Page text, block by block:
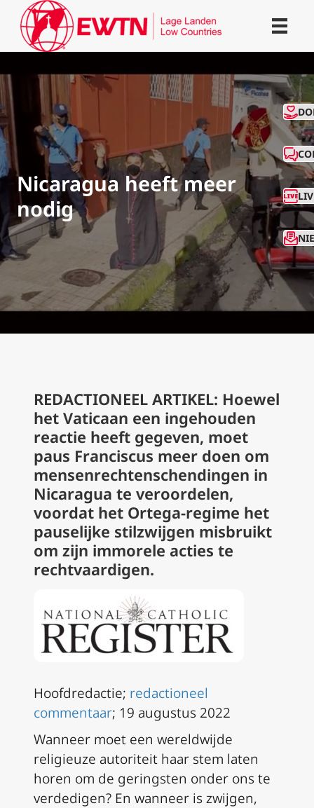
Nicaragua heeft meer
nodig
REDACTIONEEL ARTIKEL: Hoewel
het Vaticaan een ingehouden
reactie heeft gegeven, moet
paus Franciscus meer doen om
mensenrechtenschendingen in
Nicaragua te veroordelen,
voordat het Ortega-regime het
pauselijke stilzwijgen misbruikt
om zijn immorele acties te
rechtvaardigen.
Hoofdredactie; redactioneel
commentaar; 19 augustus 2022
Wanneer moet een wereldwijde
religieuze autoriteit haar stem laten
horen om de geringsten onder ons te
verdedigen? En wanneer is zwijgen,